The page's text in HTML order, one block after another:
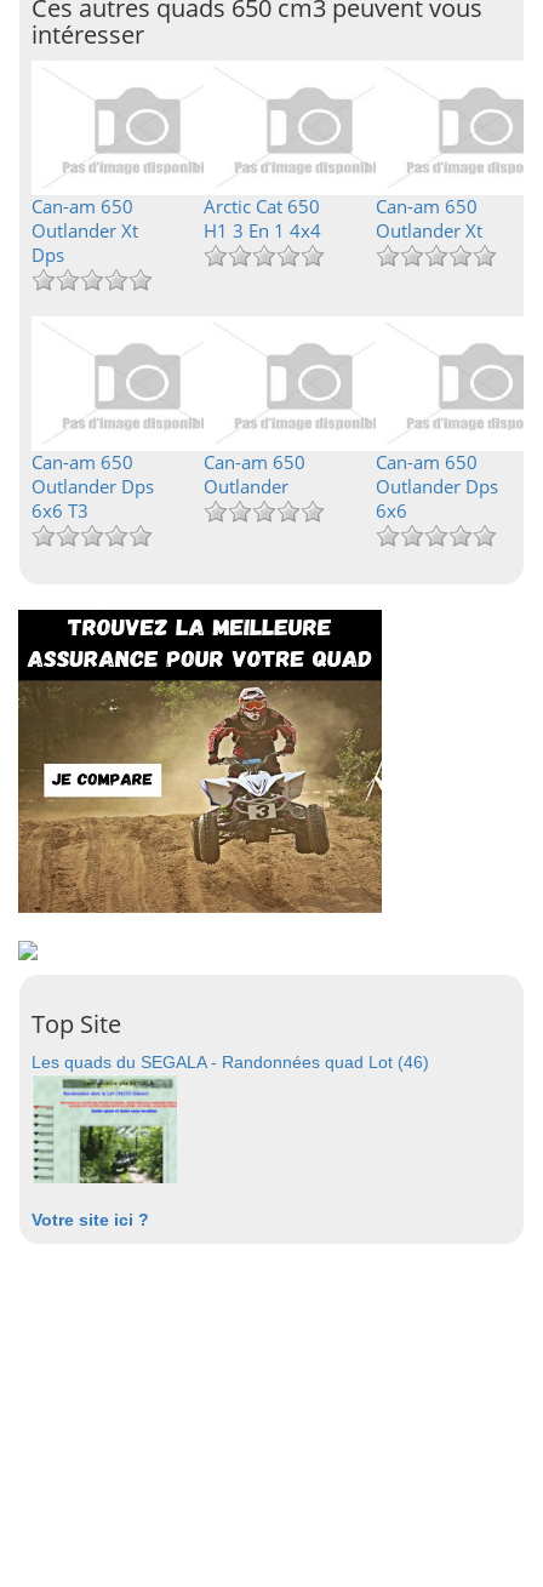
Ces autres quads 650 cm3 peuvent vous
intéresser
Can-am 650
Outlander Xt
Dps
Arctic Cat 650
H1 3 En 1 4x4
Can-am 650
Outlander Xt
Can-am 650
Outlander Dps
6x6 T3
Can-am 650
Outlander
Can-am 650
Outlander Dps
6x6
Top Site
Les quads du SEGALA - Randonnées quad Lot (46)
Votre site ici ?